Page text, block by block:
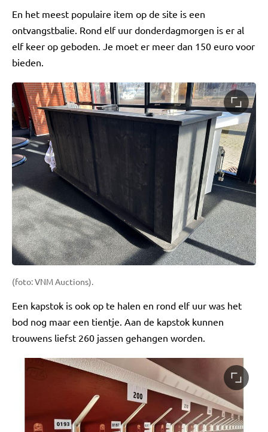
En het meest populaire item op de site is een
ontvangstbalie. Rond elf uur donderdagmorgen is er al
elf keer op geboden. Je moet er meer dan 150 euro voor
bieden.
(foto: VNM Auctions).
Een kapstok is ook op te halen en rond elf uur was het
bod nog maar een tientje. Aan de kapstok kunnen
trouwens liefst 260 jassen gehangen worden.